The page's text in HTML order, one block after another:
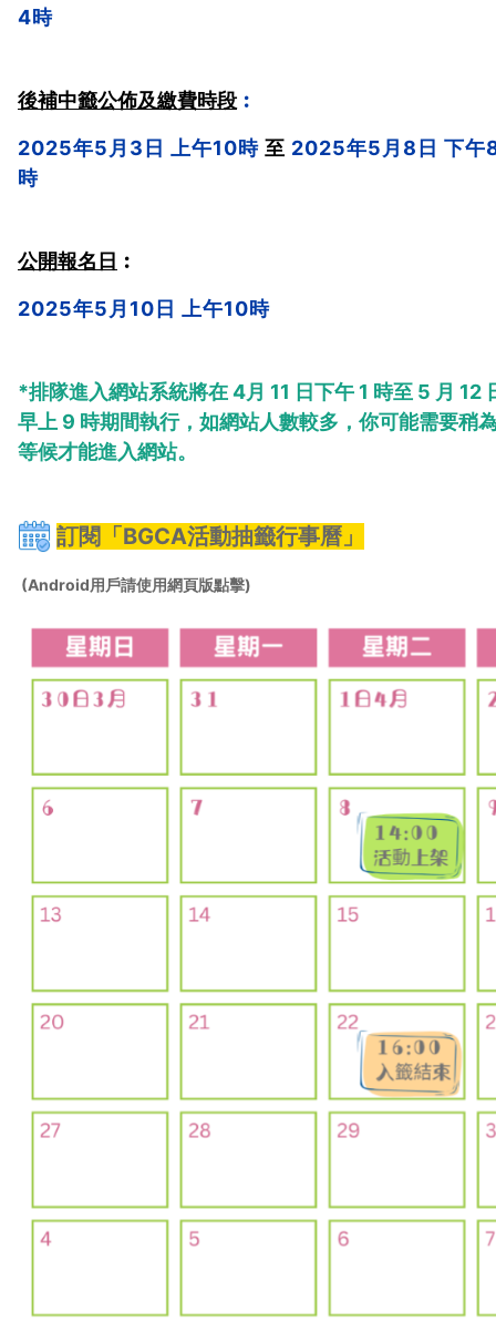
4時
後補中籤公佈及繳費時段 ︰
2025年5月3日 上午10時 至 2025年5月8日 下午
時
公開報名日 ︰
2025年5月10日 上午10時
*排隊進入網站系統將在 4月 11 日下午 1 時至 5 月 12
早上 9 時期間執行，如網站人數較多，你可能需要稍
等候才能進入網站。
訂閱「BGCA活動抽籤行事曆」
(Android用戶請使用網頁版點擊)